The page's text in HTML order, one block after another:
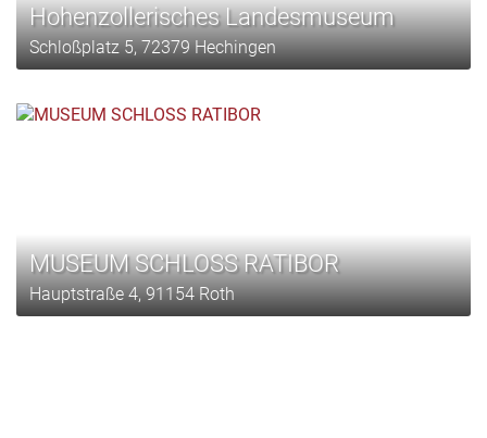
Hohenzollerisches Landesmuseum
Schloßplatz 5, 72379 Hechingen
MUSEUM SCHLOSS RATIBOR
Hauptstraße 4, 91154 Roth